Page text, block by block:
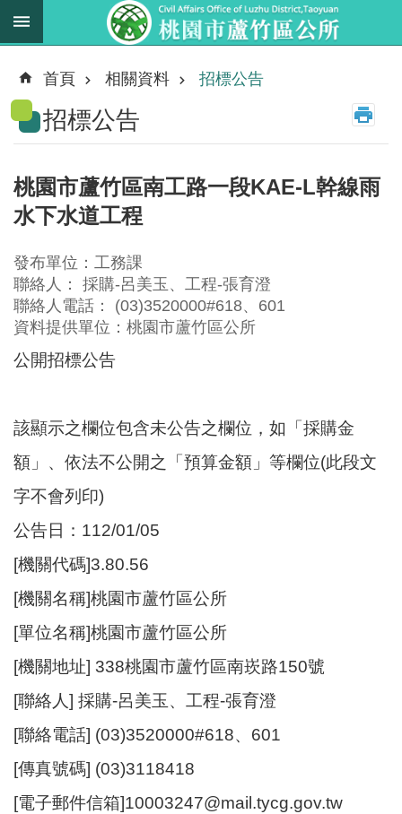
跳到主要內容區塊
新
消
息
務
職
掌
法
規
資
料
進
尋
蘆
竹
區
介
紹
訊
息
公
告
生
便
民
首頁 相關資料 招標公告
招標公告
桃園市蘆竹區南工路一段KAE-L幹線雨
水下水道工程
發布單位：工務課
聯絡人： 採購-呂美玉、工程-張育澄
聯絡人電話： (03)3520000#618、601
資料提供單位：桃園市蘆竹區公所
公開招標公告
該顯示之欄位包含未公告之欄位，如「採購金
額」、依法不公開之「預算金額」等欄位(此段文
字不會列印)
公告日：112/01/05
[機關代碼]3.80.56
[機關名稱]桃園市蘆竹區公所
[單位名稱]桃園市蘆竹區公所
[機關地址] 338桃園市蘆竹區南崁路150號
[聯絡人] 採購-呂美玉、工程-張育澄
[聯絡電話] (03)3520000#618、601
[傳真號碼] (03)3118418
[電子郵件信箱]10003247@mail.tycg.gov.tw